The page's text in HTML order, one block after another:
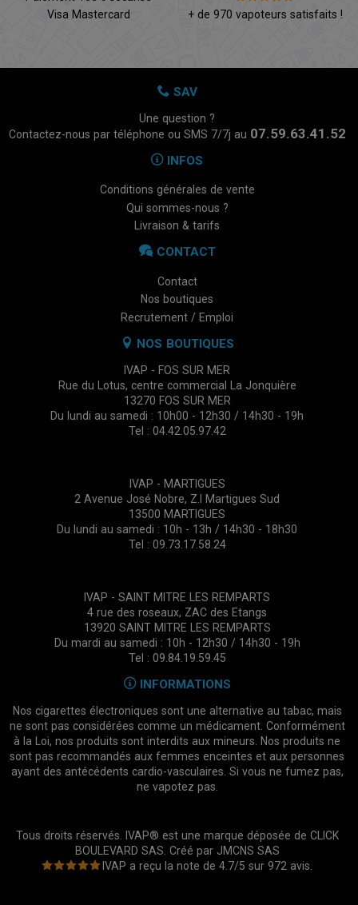
Visa Mastercard
+ de 970 vapoteurs satisfaits !
SAV
Une question ?
Contactez-nous par téléphone ou SMS 7/7j au 07.59.63.41.52
INFOS
Conditions générales de vente
Qui sommes-nous ?
Livraison & tarifs
CONTACT
Contact
Nos boutiques
Recrutement / Emploi
NOS BOUTIQUES
IVAP - FOS SUR MER
Rue du Lotus, centre commercial La Jonquière
13270 FOS SUR MER
Du lundi au samedi : 10h00 - 12h30 / 14h30 - 19h
Tel : 04.42.05.97.42
IVAP - MARTIGUES
2 Avenue José Nobre, Z.I Martigues Sud
13500 MARTIGUES
Du lundi au samedi : 10h - 13h / 14h30 - 18h30
Tel : 09.73.17.58.24
IVAP - SAINT MITRE LES REMPARTS
4 rue des roseaux, ZAC des Etangs
13920 SAINT MITRE LES REMPARTS
Du mardi au samedi : 10h - 12h30 / 14h30 - 19h
Tel : 09.84.19.59.45
INFORMATIONS
Nos cigarettes électroniques sont une alternative au tabac, mais
ne sont pas considérées comme un médicament. Conformément
à la Loi, nos produits sont interdits aux mineurs. Nos produits ne
sont pas recommandés aux femmes enceintes et aux personnes
ayant des antécédents cardio-vasculaires. Si vous ne fumez pas,
ne vapotez pas.
Tous droits réservés. IVAP® est une marque déposée de CLICK
BOULEVARD SAS. Créé par JMCNS SAS
IVAP a reçu la note de4.7/5 sur972 avis.